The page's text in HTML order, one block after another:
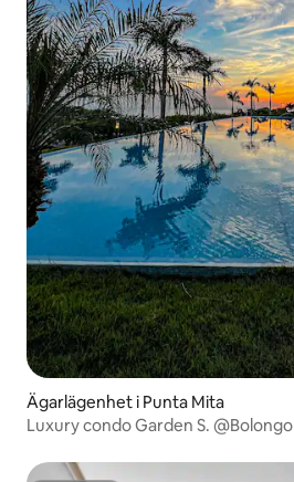
Ägarlägenhet i Punta Mita
Luxury condo Garden S. @Bolongo